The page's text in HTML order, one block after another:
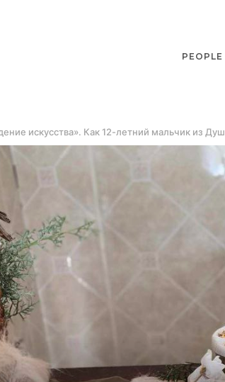
PEOPLE
искусства». Как 12-летний мальчик из